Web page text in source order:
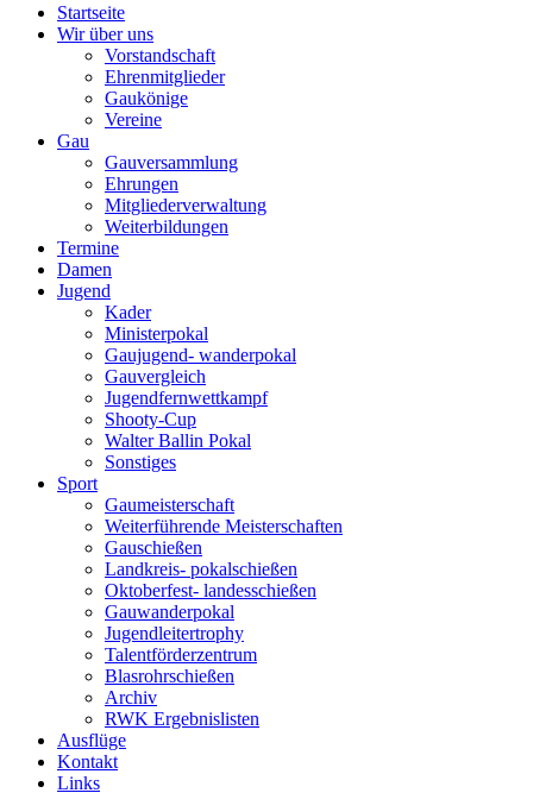
Startseite
Wir über uns
Vorstandschaft
Ehrenmitglieder
Gaukönige
Vereine
Gau
Gauversammlung
Ehrungen
Mitgliederverwaltung
Weiterbildungen
Termine
Damen
Jugend
Kader
Ministerpokal
Gaujugend- wanderpokal
Gauvergleich
Jugendfernwettkampf
Shooty-Cup
Walter Ballin Pokal
Sonstiges
Sport
Gaumeisterschaft
Weiterführende Meisterschaften
Gauschießen
Landkreis- pokalschießen
Oktoberfest- landesschießen
Gauwanderpokal
Jugendleitertrophy
Talentförderzentrum
Blasrohrschießen
Archiv
RWK Ergebnislisten
Ausflüge
Kontakt
Links